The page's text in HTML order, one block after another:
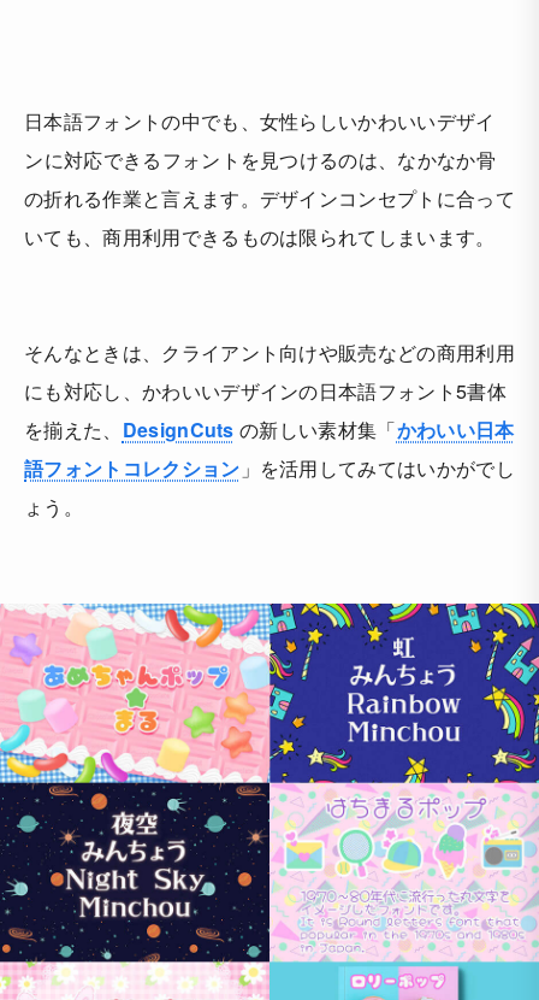
日本語フォントの中でも、女性らしいかわいいデザイ
ンに対応できるフォントを見つけるのは、なかなか骨
の折れる作業と言えます。デザインコンセプトに合って
いても、商用利用できるものは限られてしまいます。
そんなときは、クライアント向けや販売などの商用利用
にも対応し、かわいいデザインの日本語フォント5書体
を揃えた、 DesignCuts の新しい素材集「かわいい日本
語フォントコレクション 」を活用してみてはいかがでし
ょう。